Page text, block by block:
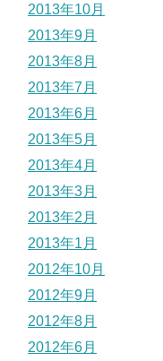
2013年10月
2013年9月
2013年8月
2013年7月
2013年6月
2013年5月
2013年4月
2013年3月
2013年2月
2013年1月
2012年10月
2012年9月
2012年8月
2012年6月